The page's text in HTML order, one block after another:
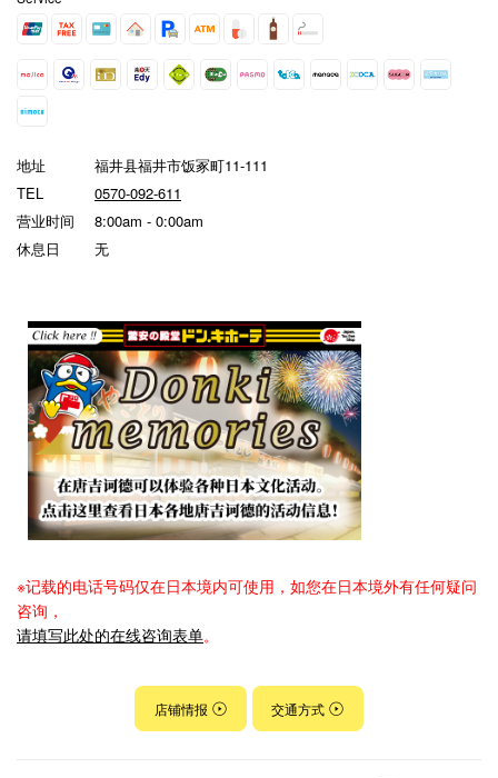
地址
福井县福井市饭冢町11-111
TEL
0570-092-611
营业时间
8:00am - 0:00am
休息日
无
※记载的电话号码仅在日本境内可使用，如您在日本境外有任何疑问
咨询，
请填写此处的在线咨询表单。
店铺情报 交通方式